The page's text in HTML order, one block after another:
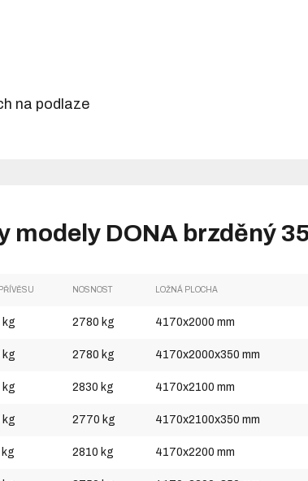
na podlaze
modely DONA brzděný
NOSNOST LOŽNÁ PLOCHA
kg 2780 kg 4170x2000 mm
kg 2780 kg 4170x2000x350 mm
kg 2830 kg 4170x2100 mm
kg 2770 kg 4170x2100x350 mm
2810 kg 4170x2200 mm